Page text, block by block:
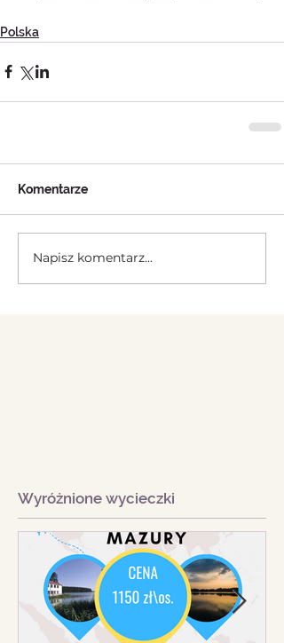
Polska
Komentarze
Napisz komentarz...
Wyróżnione wycieczki